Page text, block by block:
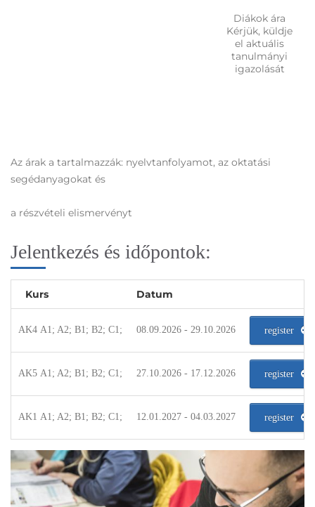
Diákok ára
Kérjük, küldje
el aktuális
tanulmányi
igazolását
Az árak a tartalmazzák: nyelvtanfolyamot, az oktatási
segédanyagokat és
a részvételi elismervényt
Jelentkezés és időpontok:
Kurs Datum
AK4 A1; A2; B1; B2; C1; 08.09.2026 - 29.10.2026 register
AK5 A1; A2; B1; B2; C1; 27.10.2026 - 17.12.2026 register
AK1 A1; A2; B1; B2; C1; 12.01.2027 - 04.03.2027 register